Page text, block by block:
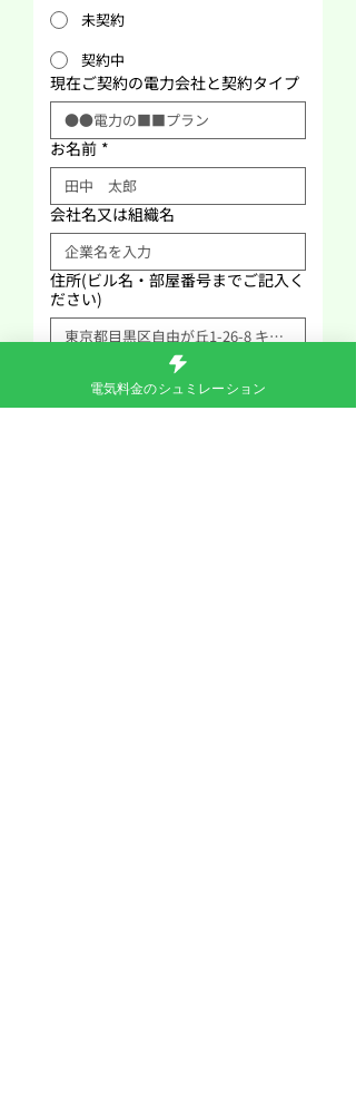
未契約
契約中
現在ご契約の電力会社と契約タイプ
お名前 *
会社名又は組織名
住所(ビル名・部屋番号までご記入く
ださい)
電気料金のシュミレーション